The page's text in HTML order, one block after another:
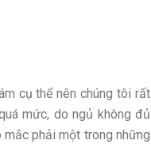
cụ thể nên chúng tôi rất
mức, do ngủ không đủ
phải một trong những